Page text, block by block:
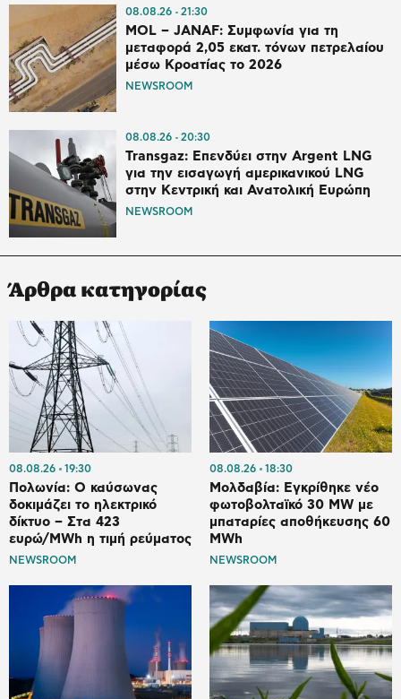
08.08.26 21:30
MOL – JANAF: Συμφωνία για τη
μεταφορά 2,05 εκατ. τόνων πετρελαίου
μέσω Κροατίας το 2026
NEWSROOM
08.08.26 20:30
Transgaz: Επενδύει στην Argent LNG
για την εισαγωγή αμερικανικού LNG
στην Κεντρική και Ανατολική Ευρώπη
NEWSROOM
Άρθρα κατηγορίας
08.08.26 19:30
Πολωνία: Ο καύσωνας
δοκιμάζει το ηλεκτρικό
δίκτυο – Στα 423
ευρώ/MWh η τιμή ρεύματος
NEWSROOM
08.08.26 18:30
Μολδαβία: Εγκρίθηκε νέο
φωτοβολταϊκό 30 MW με
μπαταρίες αποθήκευσης 60
MWh
NEWSROOM